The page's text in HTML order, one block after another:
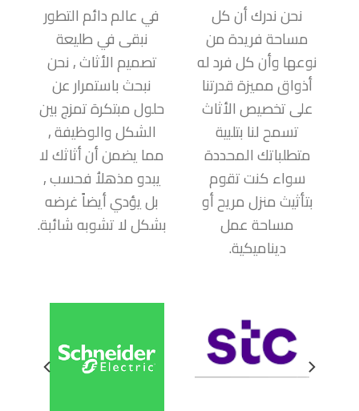
نحن ندرك أن كل
مساحة فريدة من
نوعها وأن كل فرد له
أذواق مميزة قدرتنا
على تخصيص الأثاث
تسمح لنا بتلبية
متطلباتك المحددة
سواء كنت تقوم
بتأثيث منزل مريح أو
مساحة عمل
ديناميكية.
في عالم دائم التطور
نبقى في طليعة
تصميم الأثاث , نحن
نبحث باستمرار عن
حلول مبتكرة تمزج بين
الشكل والوظيفة ,
مما يضمن أن أثاثك لا
يبدو مذهلاُ فحسب ,
بل يؤدي أيضاً غرضه
بشكل لا تشوبه شائبة.